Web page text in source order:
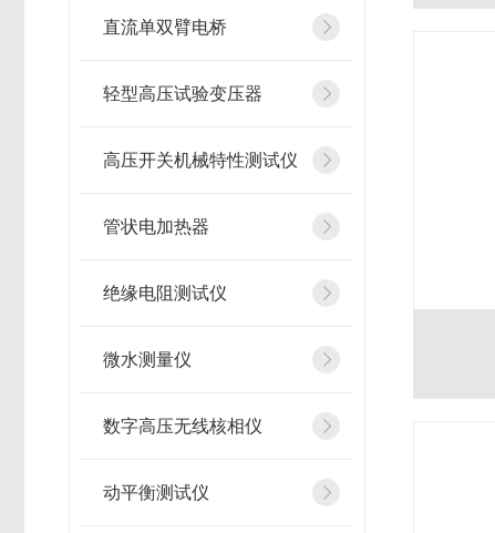
直流单双臂电桥
轻型高压试验变压器
高压开关机械特性测试仪
管状电加热器
绝缘电阻测试仪
微水测量仪
数字高压无线核相仪
动平衡测试仪